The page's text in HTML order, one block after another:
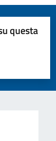
questa